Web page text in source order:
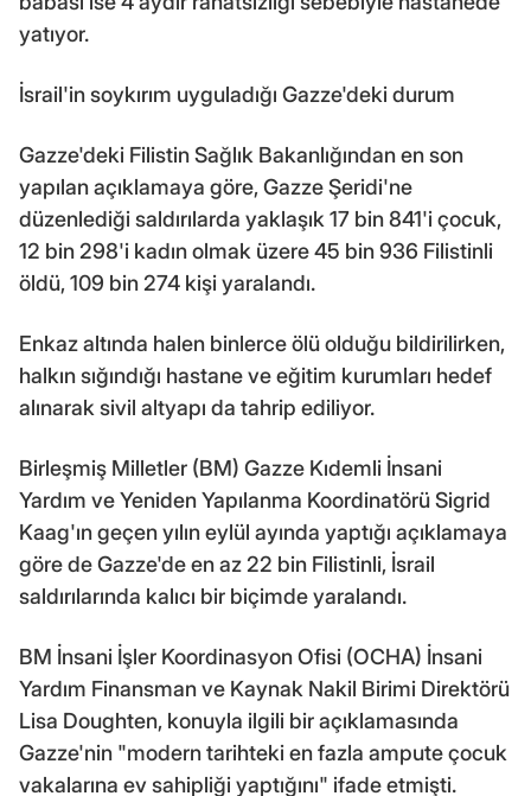
yatıyor.
İsrail'in soykırım uyguladığı Gazze'deki durum
Gazze'deki Filistin Sağlık Bakanlığından en son
yapılan açıklamaya göre, Gazze Şeridi'ne
düzenlediği saldırılarda yaklaşık 17 bin 841'i çocuk,
12 bin 298'i kadın olmak üzere 45 bin 936 Filistinli
öldü, 109 bin 274 kişi yaralandı.
Enkaz altında halen binlerce ölü olduğu bildirilirken,
halkın sığındığı hastane ve eğitim kurumları hedef
alınarak sivil altyapı da tahrip ediliyor.
Birleşmiş Milletler (BM) Gazze Kıdemli İnsani
Yardım ve Yeniden Yapılanma Koordinatörü Sigrid
Kaag'ın geçen yılın eylül ayında yaptığı açıklamaya
göre de Gazze'de en az 22 bin Filistinli, İsrail
saldırılarında kalıcı bir biçimde yaralandı.
BM İnsani İşler Koordinasyon Ofisi (OCHA) İnsani
Yardım Finansman ve Kaynak Nakil Birimi Direktörü
Lisa Doughten, konuyla ilgili bir açıklamasında
Gazze'nin "modern tarihteki en fazla ampute çocuk
vakalarına ev sahipliği yaptığını" ifade etmişti.